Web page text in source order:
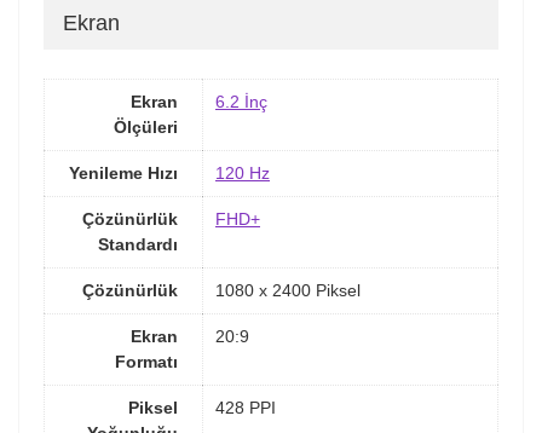
Ekran
Ekran
Ölçüleri
6.2 İnç
Yenileme Hızı 120 Hz
Çözünürlük
Standardı
FHD+
Çözünürlük 1080 x 2400 Piksel
Ekran
Formatı
20:9
Piksel
428 PPI